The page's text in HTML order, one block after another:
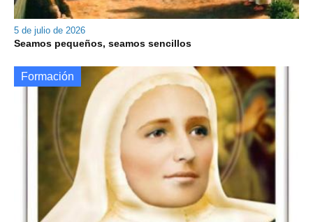
5 de julio de 2026
Seamos pequeños, seamos sencillos
Formación